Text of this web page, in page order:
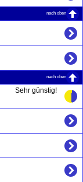
nach oben
nach oben
Sehr günstig!